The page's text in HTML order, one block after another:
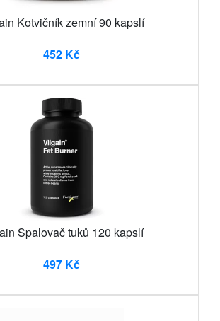
Kotvičník zemní 90 kapslí
452 Kč
Spalovač tuků 120 kapslí
497 Kč